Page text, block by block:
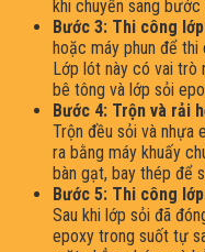
khi chuyển sang
Bước 3: Thi công
hoặc máy phun để
Lớp lót này có vai
bê tông và lớp sỏi
Bước 4: Trộn và rải
Trộn đều sỏi và nhựa
ra bằng máy khuấy
bàn gạt, bay thép để
Bước 5: Thi công
Sau khi lớp sỏi đã
epoxy trong suốt tự